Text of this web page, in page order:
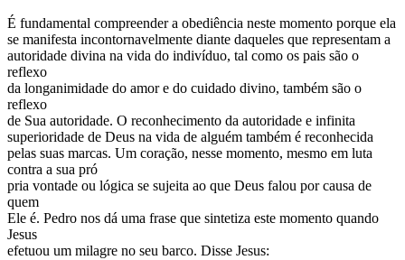
É fundamental compreender a obediência neste momento porque ela
se manifesta incontornavelmente diante daqueles que representam a
autoridade divina na vida do indivíduo, tal como os pais são o
reflexo
da longanimidade do amor e do cuidado divino, também são o
reflexo
de Sua autoridade. O reconhecimento da autoridade e infinita
superioridade de Deus na vida de alguém também é reconhecida
pelas suas marcas. Um coração, nesse momento, mesmo em luta
contra a sua pró
pria vontade ou lógica se sujeita ao que Deus falou por causa de
quem
Ele é. Pedro nos dá uma frase que sintetiza este momento quando
Jesus
efetuou um milagre no seu barco. Disse Jesus: